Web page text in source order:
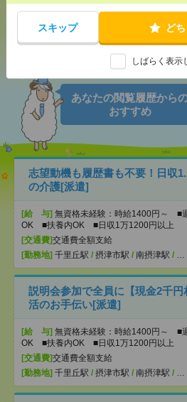
スキップ ど
しばらく表示
シェア ツイート
あなたの閲覧履歴から
おすすめ
志望動機も履歴書も不要！日収
の介護[派遣]
[給 与] 無資格未経験：時給1400円～ ■
OK ■扶養内OK ■日収1万1200円以上
[交通費]交通費全額支給
[勤務地] 千里丘駅 / 摂津市駅 / 南摂津駅 / …
説明会参加で全員に【現金2千
活のお手伝い[派遣]
[給 与] 無資格未経験：時給1400円～ ■
OK ■扶養内OK ■日収1万1200円以上
[交通費]交通費全額支給
[勤務地] 千里丘駅 / 摂津市駅 / 南摂津駅 / …